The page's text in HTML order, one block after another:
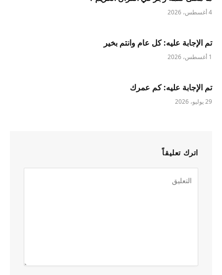
4 أغسطس، 2026
تم الإجابة عليه: كل عام وانتم بخير
1 أغسطس، 2026
تم الإجابة عليه: كم عمرك
29 يوليو، 2026
اترك تعليقاً